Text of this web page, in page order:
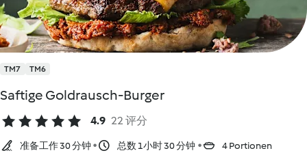
TM7 TM6
Saftige Goldrausch-Burger
4.9 22 评分
准备工作 30 分钟 总数 1小时 30 分钟 4 Portionen